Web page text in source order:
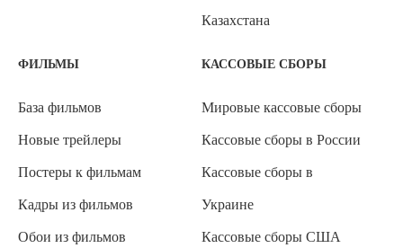
Казахстана
ФИЛЬМЫ
База фильмов
Новые трейлеры
Постеры к фильмам
Кадры из фильмов
Обои из фильмов
КАССОВЫЕ СБОРЫ
Мировые кассовые сборы
Кассовые сборы в России
Кассовые сборы в
Украине
Кассовые сборы США